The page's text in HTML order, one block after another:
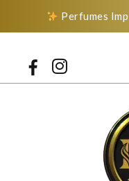
Perfumes